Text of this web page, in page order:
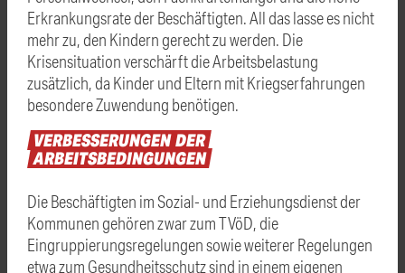
Erkrankungsrate der Beschäftigten. All das lasse es nicht
mehr zu, den Kindern gerecht zu werden. Die
Krisensituation verschärft die Arbeitsbelastung
zusätzlich, da Kinder und Eltern mit Kriegserfahrungen
besondere Zuwendung benötigen.
VERBESSERUNGENDER
ARBEITSBEDINGUNGEN
Die Beschäftigten im Sozial- und Erziehungsdienst der
Kommunen gehören zwar zum TVöD, die
Eingruppierungsregelungen sowie weiterer Regelungen
etwa zum Gesundheitsschutz sind in einem eigenen